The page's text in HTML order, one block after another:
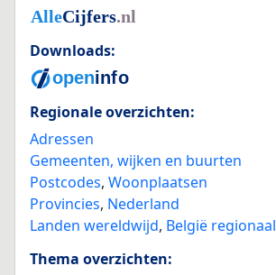
Downloads:
Regionale overzichten:
Adressen
Gemeenten, wijken en buurten
Postcodes, Woonplaatsen
Provincies, Nederland
Landen wereldwijd, België regionaal
Thema overzichten: